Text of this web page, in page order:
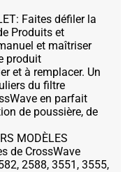
Faites défiler la
Produits et
et maîtriser
produit
et à remplacer. Un
du filtre
en parfait
de poussière, de
MODÈLES
de CrossWave
2588, 3551, 3555,